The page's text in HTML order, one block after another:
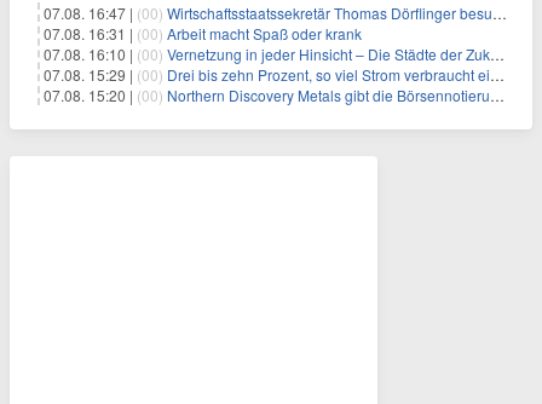
07.08. 16:47 | (00) Wirtschaftsstaatssekretär Thomas Dörflinger besucht Handwerksbetrieb im Kammerbezirk Freiburg
07.08. 16:31 | (00) Arbeit macht Spaß oder krank
07.08. 16:10 | (00) Vernetzung in jeder Hinsicht – Die Städte der Zukunft sind grün-blau
07.08. 15:29 | (00) Drei bis zehn Prozent, so viel Strom verbraucht ein Aufzug im Gebäude
07.08. 15:20 | (00) Northern Discovery Metals gibt die Börsennotierung an der Frankfurter Wertpapierbörse bekannt